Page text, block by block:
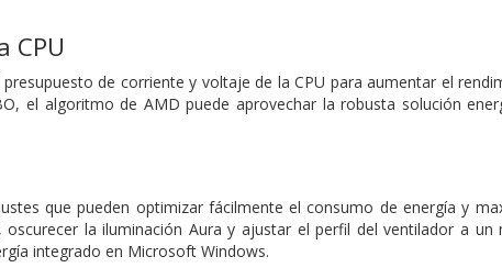
CPU
de corriente y voltaje de la CPU para aumentar el
el algoritmo de AMD puede aprovechar la robusta solución
que pueden optimizar fácilmente el consumo de energía y
la iluminación Aura y ajustar el perfil del ventilador a
integrado en Microsoft Windows.